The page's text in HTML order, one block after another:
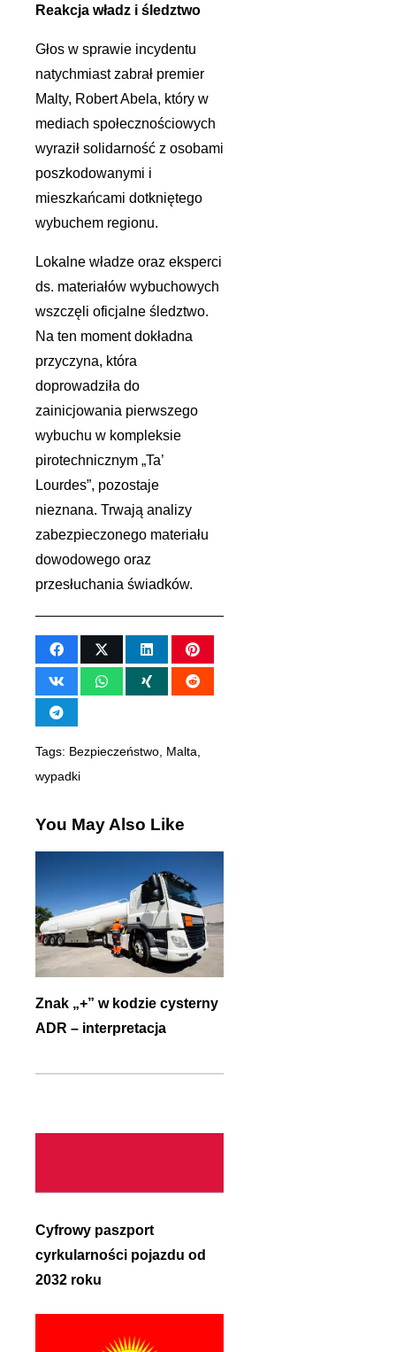
Reakcja władz i śledztwo
Głos w sprawie incydentu
natychmiast zabrał premier
Malty, Robert Abela, który w
mediach społecznościowych
wyraził solidarność z osobami
poszkodowanymi i
mieszkańcami dotkniętego
wybuchem regionu.
Lokalne władze oraz eksperci
ds. materiałów wybuchowych
wszczęli oficjalne śledztwo.
Na ten moment dokładna
przyczyna, która
doprowadziła do
zainicjowania pierwszego
wybuchu w kompleksie
pirotechnicznym „Ta’
Lourdes”, pozostaje
nieznana. Trwają analizy
zabezpieczonego materiału
dowodowego oraz
przesłuchania świadków.
Tags: Bezpieczeństwo Malta
wypadki
You May Also Like
Znak „+” w kodzie cysterny
ADR – interpretacja
Cyfrowy paszport
cyrkularności pojazdu od
2032 roku